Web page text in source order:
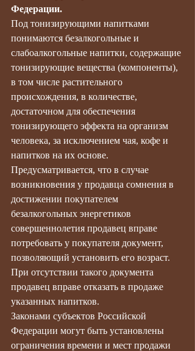
Федерации.
Под тонизирующими напитками
понимаются безалкогольные и
слабоалкогольные напитки, содержащие
тонизирующие вещества (компоненты),
в том числе растительного
происхождения, в количестве,
достаточном для обеспечения
тонизирующего эффекта на организм
человека, за исключением чая, кофе и
напитков на их основе.
Предусматривается, что в случае
возникновения у продавца сомнения в
достижении покупателем
безалкогольных энергетиков
совершеннолетия продавец вправе
потребовать у покупателя документ,
позволяющий установить его возраст.
При отсутствии такого документа
продавец вправе отказать в продаже
указанных напитков.
Законами субъектов Российской
Федерации могут быть установлены
ограничения времени и мест продажи